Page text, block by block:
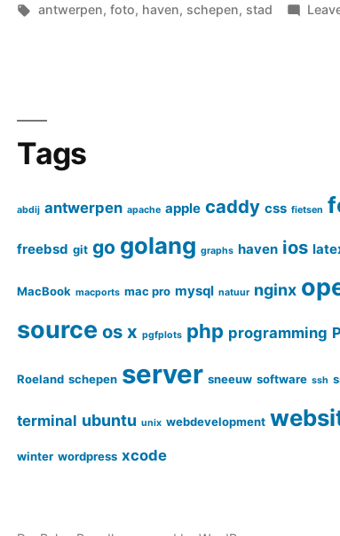
by
in
Tags:
antwerpen, foto, haven, schepen, stad
Tags
abdij antwerpen apache apple caddy css fietsen
freebsd git go golang graphs haven ios
MacBook macports mac pro mysql natuur nginx
source os x pgfplots php programming
Roeland schepen server sneeuw software ssh
terminal ubuntu unix webdevelopment
winter wordpress xcode